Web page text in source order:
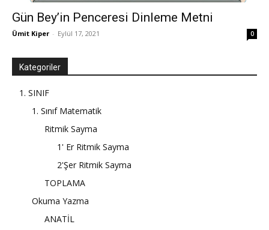
Gün Bey’in Penceresi Dinleme Metni
Ümit Kiper - Eylül 17, 2021 0
Kategoriler
1. SINIF
1. Sınıf Matematik
Ritmik Sayma
1' Er Ritmik Sayma
2'Şer Ritmik Sayma
TOPLAMA
Okuma Yazma
ANATİL